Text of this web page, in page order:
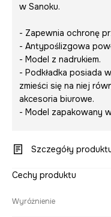
w Sanoku.
- Zapewnia ochronę
- Antypoślizgowa
- Model z nadrukiem.
- Podkładka posiada
zmieści się na niej
akcesoria biurowe.
- Model zapakowany
Szczegóły
Cechy produktu
Wyróżnienie